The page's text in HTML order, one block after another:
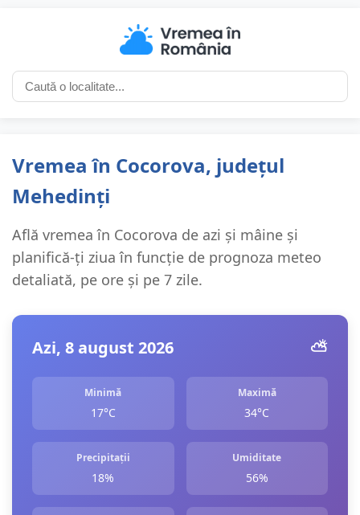
Vremea în Cocorova, județul
Mehedinți
Află vremea în Cocorova de azi și mâine și
planifică-ți ziua în funcție de prognoza meteo
detaliată, pe ore și pe 7 zile.
Azi, 8 august 2026 ⛅️
Minimă
17°C
Maximă
34°C
Precipitații
18%
Umiditate
56%